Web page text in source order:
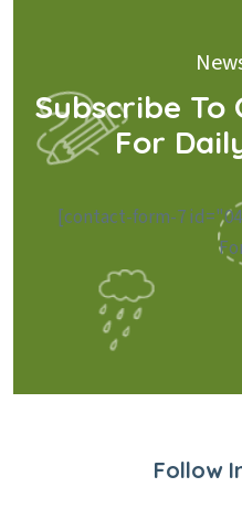
Subscribe
For
[contact-form-7
Follow